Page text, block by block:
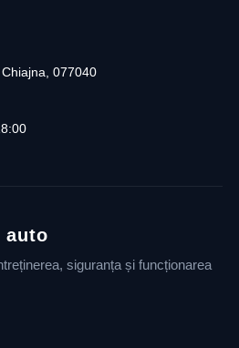
077040
auto
siguranța și funcționarea